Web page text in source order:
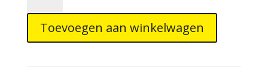
spoke
Black
Toevoegen aan winkelwagen